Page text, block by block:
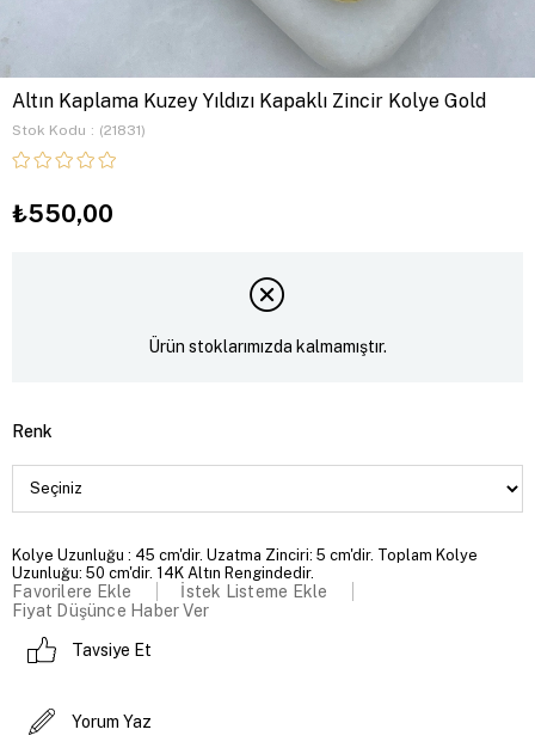
Altın Kaplama Kuzey Yıldızı Kapaklı Zincir Kolye Gold
Stok Kodu (21831)
₺550,00
Ürün stoklarımızda kalmamıştır.
Renk
Kolye Uzunluğu : 45 cm'dir. Uzatma Zinciri: 5 cm'dir. Toplam Kolye
Uzunluğu: 50 cm'dir. 14K Altın Rengindedir.
Favorilere Ekle
İstek Listeme Ekle
Fiyat Düşünce Haber Ver
Tavsiye Et
Yorum Yaz